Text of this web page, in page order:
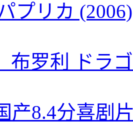
プリカ (2006)
布罗利 ドラ
产8.4分喜剧